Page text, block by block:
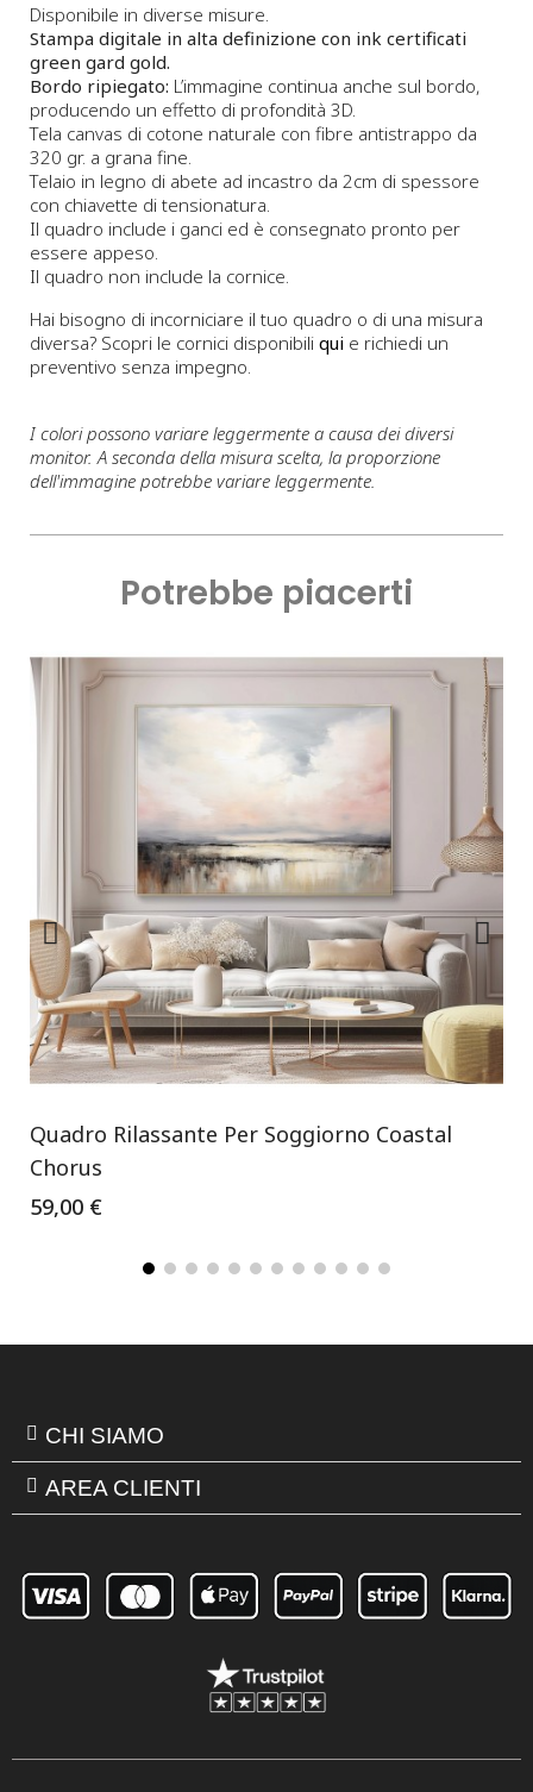
Disponibile in diverse misure.
Stampa digitale in alta definizione con ink certificati
green gard gold.
Bordo ripiegato: L’immagine continua anche sul bordo,
producendo un effetto di profondità 3D.
Tela canvas di cotone naturale con fibre antistrappo da
320 gr. a grana fine.
Telaio in legno di abete ad incastro da 2cm di spessore
con chiavette di tensionatura.
Il quadro include i ganci ed è consegnato pronto per
essere appeso.
Il quadro non include la cornice.
Hai bisogno di incorniciare il tuo quadro o di una misura
diversa? Scopri le cornici disponibili qui e richiedi un
preventivo senza impegno.
I colori possono variare leggermente a causa dei diversi
monitor. A seconda della misura scelta, la proporzione
dell'immagine potrebbe variare leggermente.
Potrebbe piacerti
Quadro Rilassante Per Soggiorno Coastal
Chorus
59,00 €
CHI SIAMO
AREA CLIENTI